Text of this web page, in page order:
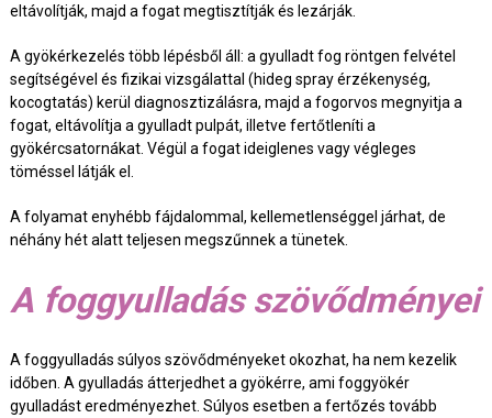
eltávolítják, majd a fogat megtisztítják és lezárják.
A gyökérkezelés több lépésből áll: a gyulladt fog röntgen felvétel
segítségével és fizikai vizsgálattal (hideg spray érzékenység,
kocogtatás) kerül diagnosztizálásra, majd a fogorvos megnyitja a
fogat, eltávolítja a gyulladt pulpát, illetve fertőtleníti a
gyökércsatornákat. Végül a fogat ideiglenes vagy végleges
töméssel látják el.
A folyamat enyhébb fájdalommal, kellemetlenséggel járhat, de
néhány hét alatt teljesen megszűnnek a tünetek.
A foggyulladás szövődményei
A foggyulladás súlyos szövődményeket okozhat, ha nem kezelik
időben. A gyulladás átterjedhet a gyökérre, ami foggyökér
gyulladást eredményezhet. Súlyos esetben a fertőzés tovább